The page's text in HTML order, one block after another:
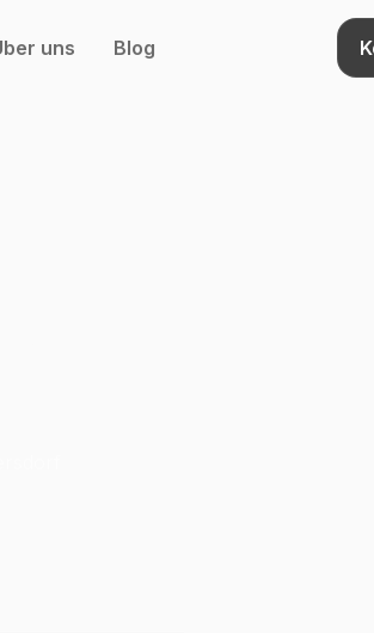
uns Blog